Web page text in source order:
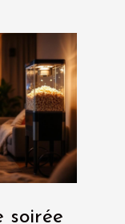
soirée